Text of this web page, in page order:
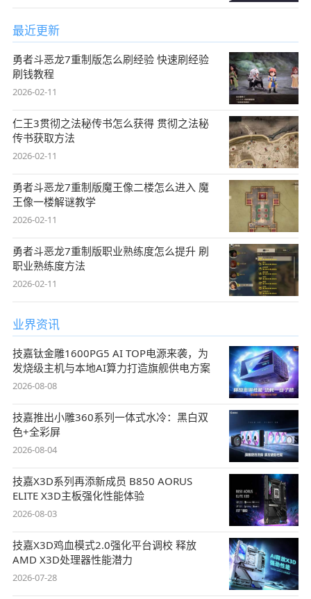
最近更新
勇者斗恶龙7重制版怎么刷经验 快速刷经验
刷钱教程
2026-02-11
仁王3贯彻之法秘传书怎么获得 贯彻之法秘
传书获取方法
2026-02-11
勇者斗恶龙7重制版魔王像二楼怎么进入 魔
王像一楼解谜教学
2026-02-11
勇者斗恶龙7重制版职业熟练度怎么提升 刷
职业熟练度方法
2026-02-11
业界资讯
技嘉钛金雕1600PG5 AI TOP电源来袭，为
发烧级主机与本地AI算力打造旗舰供电方案
2026-08-08
技嘉推出小雕360系列一体式水冷：黑白双
色+全彩屏
2026-08-04
技嘉X3D系列再添新成员 B850 AORUS
ELITE X3D主板强化性能体验
2026-08-03
技嘉X3D鸡血模式2.0强化平台调校 释放
AMD X3D处理器性能潜力
2026-07-28